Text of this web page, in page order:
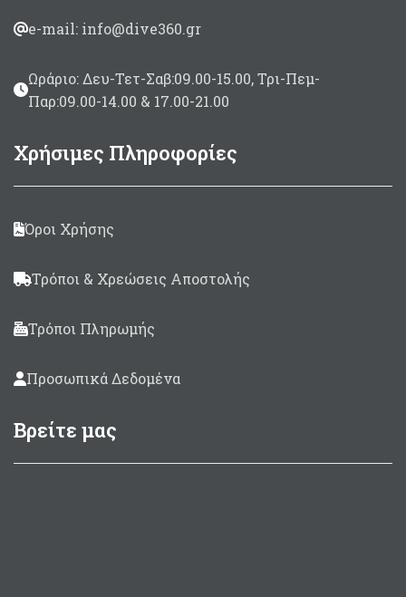
e-mail: info@dive360.gr
Ωράριο: Δευ-Τετ-Σαβ:09.00-15.00, Τρι-Πεμ-
Παρ:09.00-14.00 & 17.00-21.00
Χρήσιμες Πληροφορίες
Όροι Χρήσης
Τρόποι & Χρεώσεις Αποστολής
Τρόποι Πληρωμής
Προσωπικά Δεδομένα
Βρείτε μας